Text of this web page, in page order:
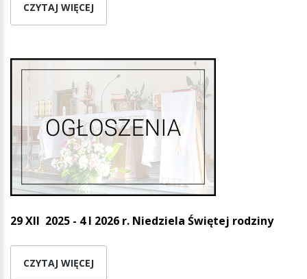
CZYTAJ WIĘCEJ
29 XII 2025 - 4 I 2026 r. Niedziela Świętej rodziny
CZYTAJ WIĘCEJ